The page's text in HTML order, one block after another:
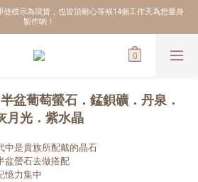
標示為現貨，也皆須耐心等候14個工作天為您量身
製作喲！
盆葡萄螢石．錳鋇礦．丹泉．
月光．紫水晶
中是貴族所配戴的晶石
盆螢石去做搭配
憶力集中